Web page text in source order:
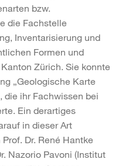
bzw.
die Fachstelle
Inventarisierung und
Formen und
Zürich. Sie konnte
„Geologische Karte
die ihr Fachwissen bei
Ein derartiges
in dieser Art
Dr. René Hantke
Nazorio Pavoni (Institut